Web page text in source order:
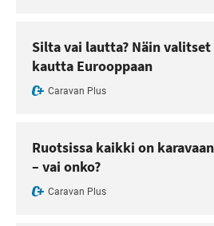
Silta vai lautta? Näin
kautta Eurooppaan
Caravan Plus
Ruotsissa kaikki on
– vai onko?
Caravan Plus